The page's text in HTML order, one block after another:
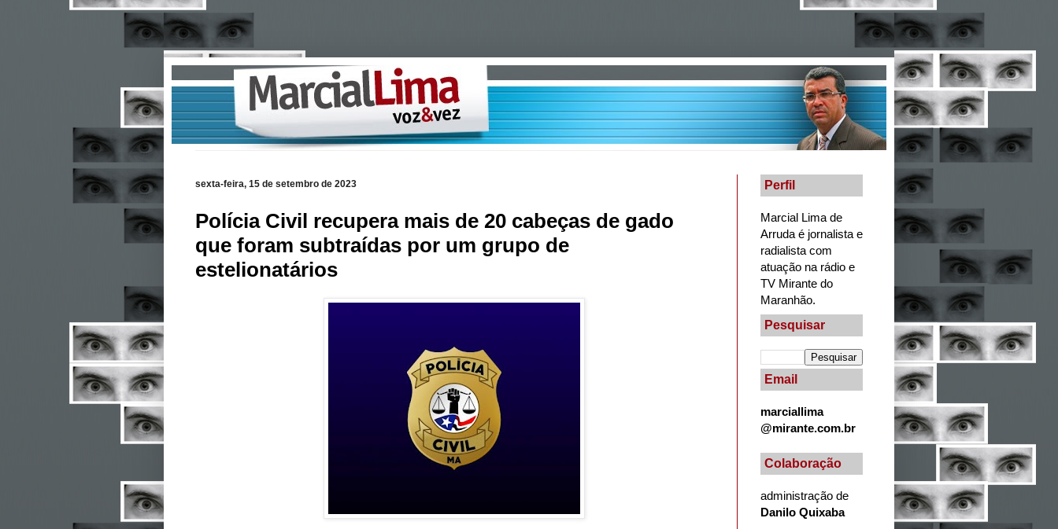
sexta-feira, 15 de setembro de 2023
Polícia Civil recupera mais de 20 cabeças de gado
que foram subtraídas por um grupo de
estelionatários
Perfil
Marcial Lima de
Arruda é jornalista e
radialista com
atuação na rádio e
TV Mirante do
Maranhão.
Pesquisar
Email
marciallima
@mirante.com.br
Colaboração
administração de
Danilo Quixaba